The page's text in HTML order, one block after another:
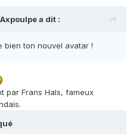
Axpoulpea dit :
bien ton nouvel avatar !
par Frans Hals, fameux